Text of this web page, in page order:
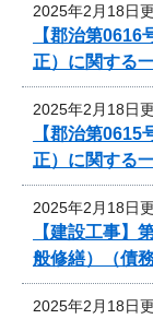
2025年2月18日
【郡治第
正）に関する
2025年2月18日
【郡治第
正）に関する
2025年2月18日
【建設工事
般修繕）（債
2025年2月18日